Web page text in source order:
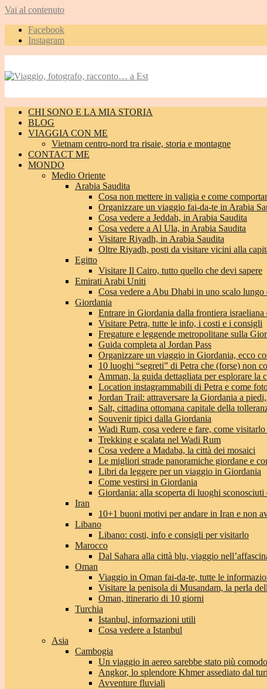
Vai al contenuto
Facebook
Instagram
CHI SONO E LA MIA STORIA
BLOG
VIAGGIA CON ME
Vietnam centro-nord tra risaie, storia e montagne
CONTACT ME
MONDO
Medio Oriente
Arabia Saudita
Cosa non mettere in valigia e come
Organizzare un viaggio fai-da-te in Arabia
Cosa vedere a Jeddah, in Arabia Saudita
Cosa vedere a Al Ula, in Arabia Saudita
Visitare Riyadh, in Arabia Saudita
Oltre Riyadh, posti da visitare vicini alla
Egitto
Visitare Il Cairo, tutto quello che devi sapere
Emirati Arabi Uniti
Cosa vedere a Abu Dhabi in uno scalo
Giordania
Entrare in Giordania dalla frontiera
Visitare Petra, tutte le info, i costi e i consigli
Fregature e leggende metropolitane sulla
Guida completa al Jordan Pass
Organizzare un viaggio in Giordania, ecco
10 luoghi “segreti” di Petra che (forse) non
Amman, la guida dettagliata per esplorare la
Location instagrammabili di Petra e come
Jordan Trail: attraversare la Giordania a
Salt, cittadina ottomana capitale della
Souvenir tipici dalla Giordania
Wadi Rum, cosa vedere e fare, come
Trekking e scalata nel Wadi Rum
Cosa vedere a Madaba, la città dei mosaici
Le migliori strade panoramiche giordane e
Libri da leggere per un viaggio in Giordania
Come vestirsi in Giordania
Giordania: alla scoperta di luoghi
Iran
10+1 buoni motivi per andare in Iran e non
Libano
Libano: costi, info e consigli per visitarlo
Marocco
Dal Sahara alla città blu, viaggio
Oman
Viaggio in Oman fai-da-te, tutte le
Visitare la penisola di Musandam, la perla
Oman, itinerario di 10 giorni
Turchia
Istanbul, informazioni utili
Cosa vedere a Istanbul
Asia
Cambogia
Un viaggio in aereo sarebbe stato più
Angkor, lo splendore Khmer assediato dal
Avventure fluviali